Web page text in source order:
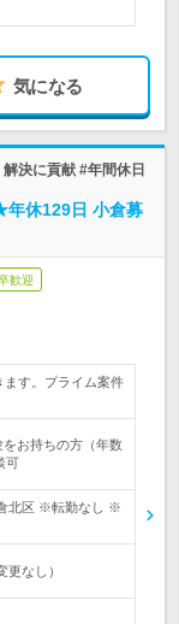
気になる
決に貢献 #年間休日
年休129日 小倉募
歓迎
ます。プライム案件
をお持ちの方（年数
可
倉北区 ※転勤なし ※
なし）